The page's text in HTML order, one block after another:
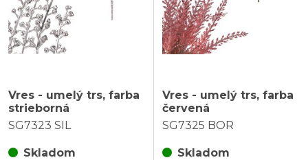
Vres - umelý trs, farba
strieborná
SG7323 SIL
Skladom
Vres - umelý trs, farba
červená
SG7325 BOR
Skladom